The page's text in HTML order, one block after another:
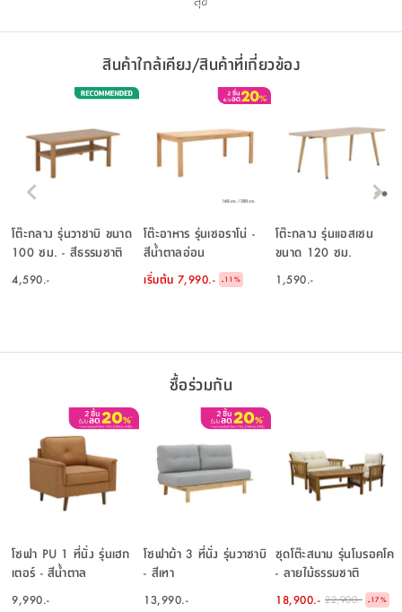
สินค้าใกล้เคียง/สินค้าที่เกี่ยวข้อง
โต๊ะกลาง รุ่นวาซาบิ ขนาด
100 ซม. - สีธรรมชาติ
4,590.-
โต๊ะอาหาร รุ่นเซอราโน่ -
สีน้ำตาลอ่อน
เริ่มต้น 7,990.- -11 %
โต๊ะกลาง รุ่นแอสเซน
ขนาด 120 ซม.
1,590.-
ซื้อร่วมกัน
โซฟา PU 1 ที่นั่ง รุ่นเฮก
เตอร์ - สีน้ำตาล
9,990.-
โซฟาผ้า 3 ที่นั่ง รุ่นวาซาบิ
- สีเทา
13,990.-
ชุดโต๊ะสนาม รุ่นโมรอคโค
- ลายไม้ธรรมชาติ
18,900.- 22,900.- -17%